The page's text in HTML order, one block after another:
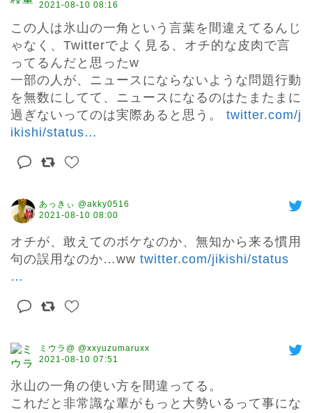
2021-08-10 08:16
この人は氷山の一角という言葉を間違えてるんじ
ゃなく、Twitterでよく見る、オチ的な皮肉で言
ってるんだと思ったw
一部の人が、ニュースにならないような問題行動
を無数にしてて、ニュースになるのはたまたまに
過ぎないってのは実際あると思う。 twitter.com/j
ikishi/status…
あっきぃ @akky0516
2021-08-10 08:00
オチが、敢えてのボケなのか、無知から来る慣用
句の誤用なのか…ww twitter.com/jikishi/status
…
ミウラ@ @xxyuzumaruxx
2021-08-10 07:51
氷山の一角の使い方を間違ってる。
これだと非常識な輩がもっと大勢いるって事にな